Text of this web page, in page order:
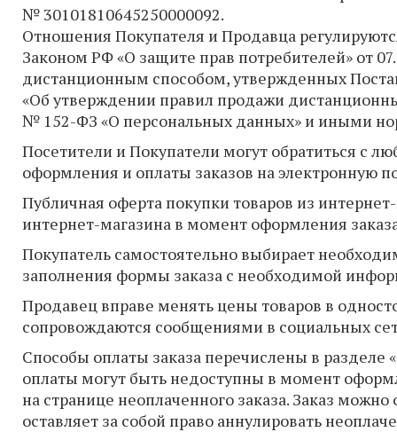
№ 30101810645250000092.
Отношения Покупателя и Продавца
Законом РФ «О защите прав потребителей» от
дистанционным способом, утвержденных
«Об утверждении правил продажи
№ 152-ФЗ «О персональных данных» и иными
Посетители и Покупатели могут обратиться с
оформления и оплаты заказов на электронную
Публичная оферта покупки товаров из
интернет-магазина в момент оформления
Покупатель самостоятельно выбирает
заполнения формы заказа с необходимой
Продавец вправе менять цены товаров в
сопровождаются сообщениями в социальных
Способы оплаты заказа перечислены в разделе «
оплаты могут быть недоступны в момент
на странице неоплаченного заказа. Заказ
оставляет за собой право аннулировать